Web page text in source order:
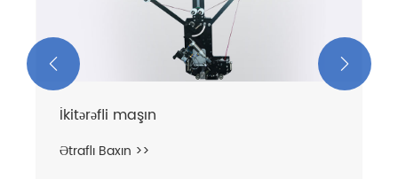
İkitərəfli maşın
Ətraflı Baxın >>
 